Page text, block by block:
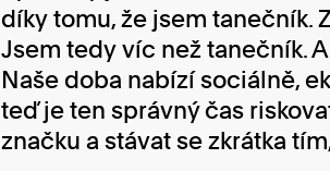
díky tomu, že jsem tanečník.
Jsem tedy víc než tanečník.
Naše doba nabízí sociálně,
teď je ten správný čas
značku a stávat se zkrátka